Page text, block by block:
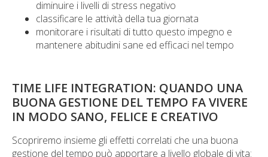
diminuire i livelli di stress negativo
classificare le attività della tua giornata
monitorare i risultati di tutto questo impegno e
mantenere abitudini sane ed efficaci nel tempo
TIME LIFE INTEGRATION: QUANDO UNA
BUONA GESTIONE DEL TEMPO FA VIVERE
IN MODO SANO, FELICE E CREATIVO
Scopriremo insieme gli effetti correlati che una buona
gestione del tempo può apportare a livello globale di vita: